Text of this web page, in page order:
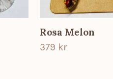
Rosa Melon
379 kr